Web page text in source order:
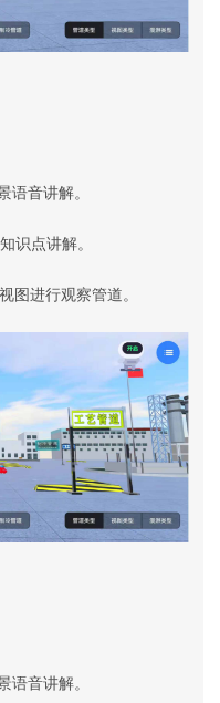
语音讲解。
识点讲解。
图进行观察管道。
语音讲解。